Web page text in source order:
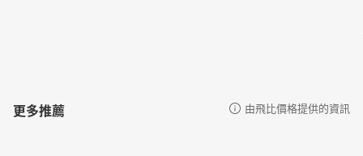
更多推薦 由飛比價格提供的資訊